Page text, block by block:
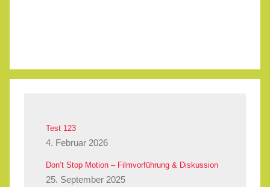
Test 123
4. Februar 2026
Don’t Stop Motion – Filmvorführung & Diskussion
25. September 2025